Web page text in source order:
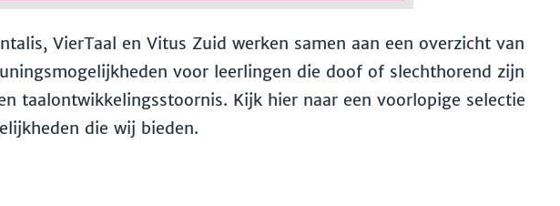
VierTaal en Vitus Zuid werken samen aan een overzicht van
voor leerlingen die doof of slechthorend zijn
taalontwikkelingsstoornis. Kijk hier naar een voorlopige selectie
die wij bieden.